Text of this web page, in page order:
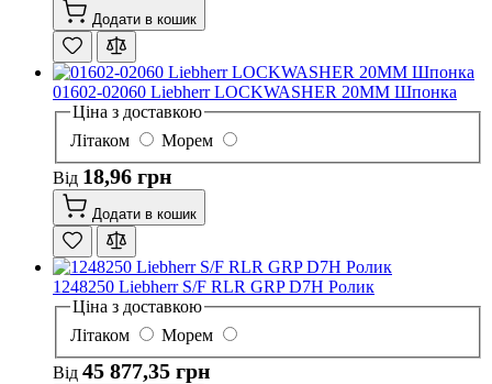
Додати в кошик
01602-02060 Liebherr LOCKWASHER 20MM Шпонка
Ціна з доставкою
Літаком
Морем
Від 18,96 грн
Додати в кошик
1248250 Liebherr S/F RLR GRP D7H Ролик
Ціна з доставкою
Літаком
Морем
Від 45 877,35 грн